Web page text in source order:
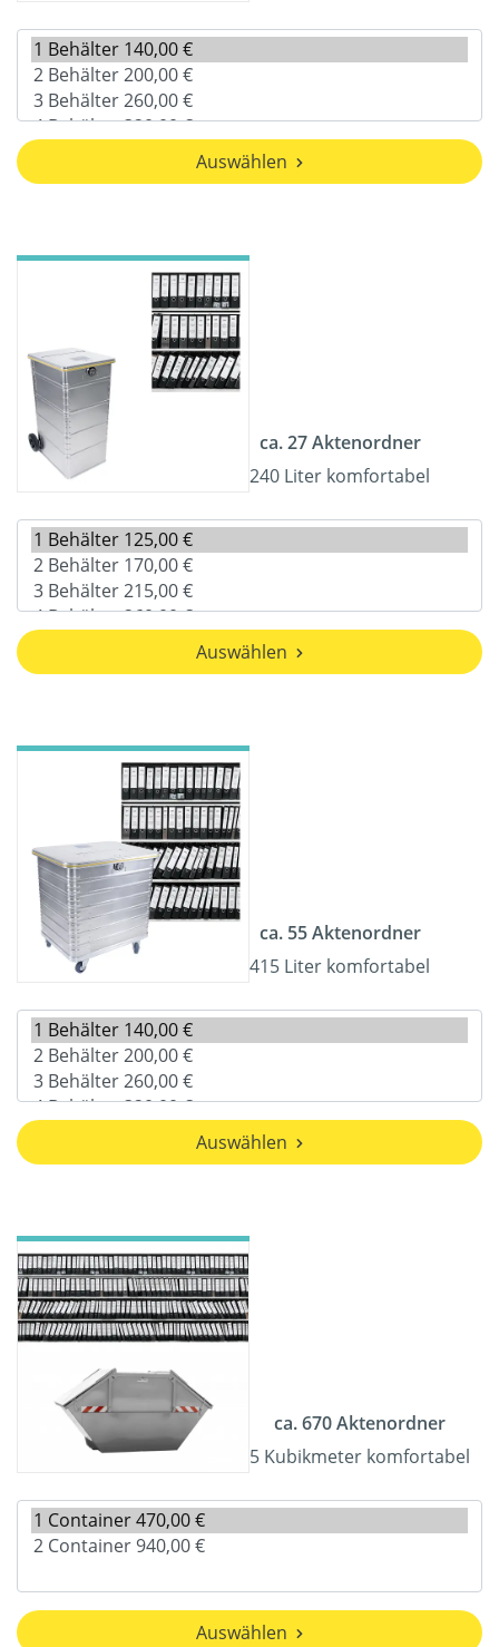
Auswählen
ca. 27 Aktenordner
240 Liter komfortabel
Auswählen
ca. 55 Aktenordner
415 Liter komfortabel
Auswählen
ca. 670 Aktenordner
5 Kubikmeter komfortabel
Auswählen